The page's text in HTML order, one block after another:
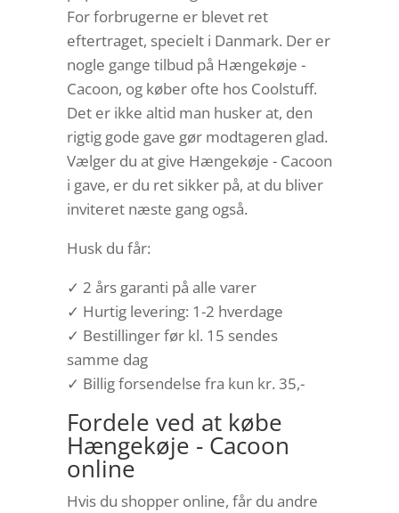
For forbrugerne er blevet ret
eftertraget, specielt i Danmark. Der er
nogle gange tilbud på Hængekøje -
Cacoon, og køber ofte hos Coolstuff.
Det er ikke altid man husker at, den
rigtig gode gave gør modtageren glad.
Vælger du at give Hængekøje - Cacoon
i gave, er du ret sikker på, at du bliver
inviteret næste gang også.
Husk du får:
✓ 2 års garanti på alle varer
✓ Hurtig levering: 1-2 hverdage
✓ Bestillinger før kl. 15 sendes
samme dag
✓ Billig forsendelse fra kun kr. 35,-
Fordele ved at købe
Hængekøje - Cacoon
online
Hvis du shopper online, får du andre